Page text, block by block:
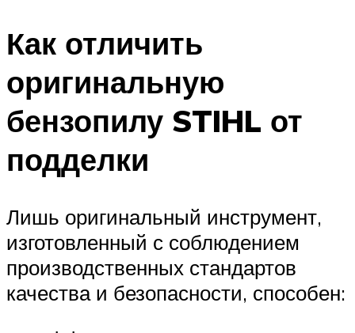
Как отличить
оригинальную
бензопилу STIHL от
подделки
Лишь оригинальный инструмент,
изготовленный с соблюдением
производственных стандартов
качества и безопасности, способен: